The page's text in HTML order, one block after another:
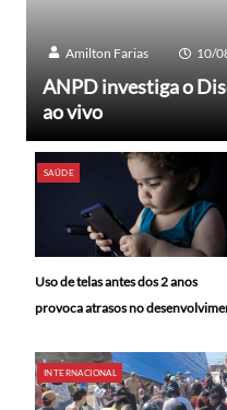
Amilton Farias 10/
ANPD investiga o
ao vivo
SAÚDE
Uso de telas antes dos 2 anos
provoca atrasos no
INTERNACIONAL